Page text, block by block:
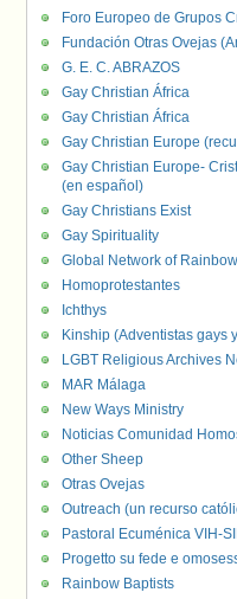
Foro Europeo de Grupos
Fundación Otras Ovejas
G. E. C. ABRAZOS
Gay Christian África
Gay Christian África
Gay Christian Europe
Gay Christian Europe-
(en español)
Gay Christians Exist
Gay Spirituality
Global Network of
Homoprotestantes
Ichthys
Kinship (Adventistas gays
LGBT Religious Archives
MAR Málaga
New Ways Ministry
Noticias Comunidad
Other Sheep
Otras Ovejas
Outreach (un recurso
Pastoral Ecuménica VIH-
Progetto su fede e
Rainbow Baptists